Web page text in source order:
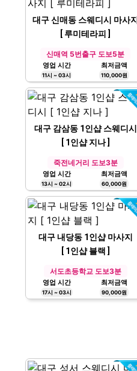
대구 신매동 스웨디시 마사지
[ 루미테라피 ]
신매역 5번출구 도보5분
영업 시간
11시 ~ 03시
최저금액
110,000원
대구 감삼동 1인샵 스웨디시
[ 1인샵 지나 ]
죽전네거리 도보3분
영업 시간
13시 ~ 02시
최저금액
60,000원
대구 내당동 1인샵 마사지
[ 1인샵 블랙 ]
서도초등학교 도보3분
영업 시간
17시 ~ 03시
최저금액
90,000원